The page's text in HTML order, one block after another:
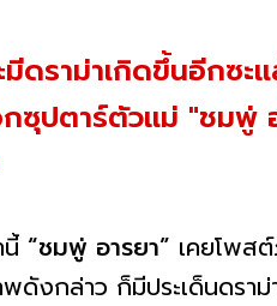
มีดราม่าเกิดขึ้นอีกซะ
ซุปตาร์ตัวแม่ "ชมพู่
“ชมพู่ อารยา” เคยโพส
ดังกล่าว ก็มีประเด็นดรา